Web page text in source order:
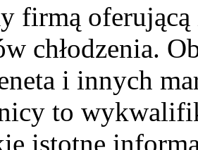
firmą
chłodzenia.
i innych
to
istotne